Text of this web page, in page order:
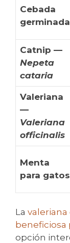
Cebada
germinada
Catnip —
Nepeta
cataria
Valeriana
—
Valeriana
officinalis
Menta
para gatos
La
beneficiosa
opción